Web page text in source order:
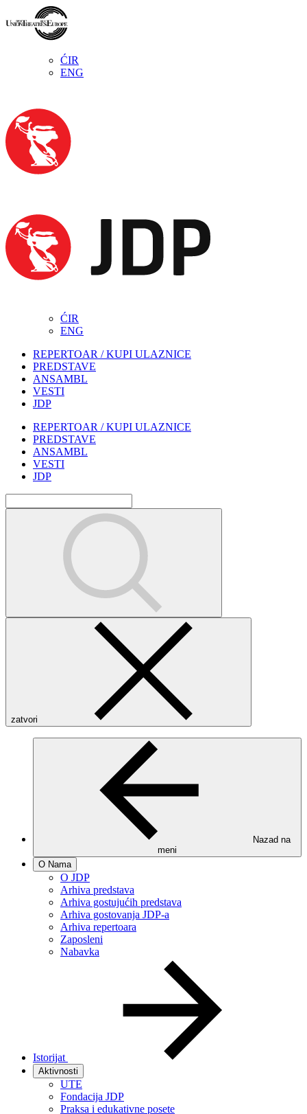
ĆIR
ENG
ĆIR
ENG
REPERTOAR / KUPI ULAZNICE
PREDSTAVE
ANSAMBL
VESTI
JDP
REPERTOAR / KUPI ULAZNICE
PREDSTAVE
ANSAMBL
VESTI
JDP
zatvori
Nazad na
meni
O Nama
O JDP
Arhiva predstava
Arhiva gostujućih predstava
Arhiva gostovanja JDP-a
Arhiva repertoara
Zaposleni
Nabavka
Istorijat
Aktivnosti
UTE
Fondacija JDP
Praksa i edukativne posete